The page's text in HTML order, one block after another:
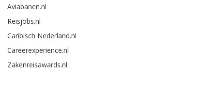
Aviabanen.nl
Reisjobs.nl
Caribisch Nederland.nl
Careerexperience.nl
Zakenreisawards.nl